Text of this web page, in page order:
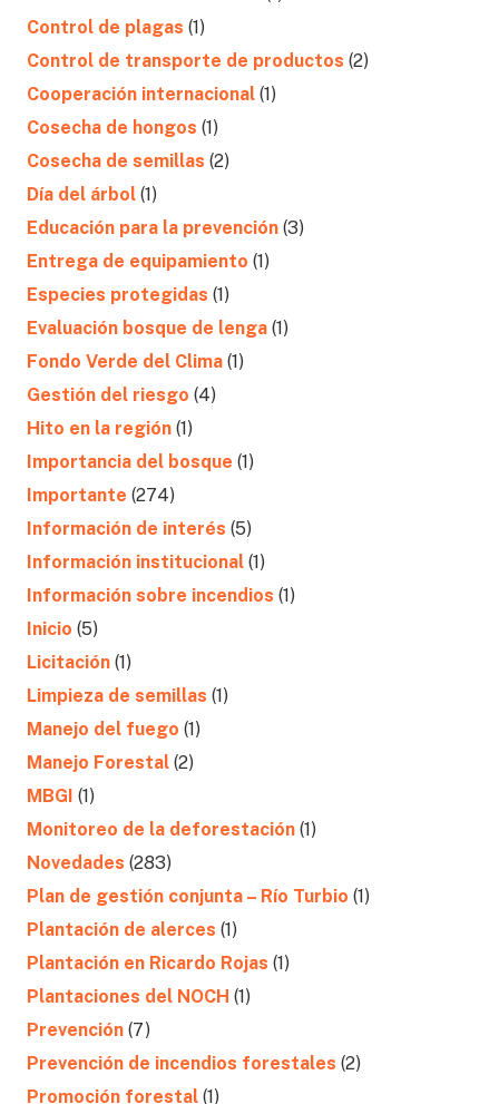
Control de plagas (1)
Control de transporte de productos (2)
Cooperación internacional (1)
Cosecha de hongos (1)
Cosecha de semillas (2)
Día del árbol (1)
Educación para la prevención (3)
Entrega de equipamiento (1)
Especies protegidas (1)
Evaluación bosque de lenga (1)
Fondo Verde del Clima (1)
Gestión del riesgo (4)
Hito en la región (1)
Importancia del bosque (1)
Importante (274)
Información de interés (5)
Información institucional (1)
Información sobre incendios (1)
Inicio (5)
Licitación (1)
Limpieza de semillas (1)
Manejo del fuego (1)
Manejo Forestal (2)
MBGI (1)
Monitoreo de la deforestación (1)
Novedades (283)
Plan de gestión conjunta – Río Turbio (1)
Plantación de alerces (1)
Plantación en Ricardo Rojas (1)
Plantaciones del NOCH (1)
Prevención (7)
Prevención de incendios forestales (2)
Promoción forestal (1)